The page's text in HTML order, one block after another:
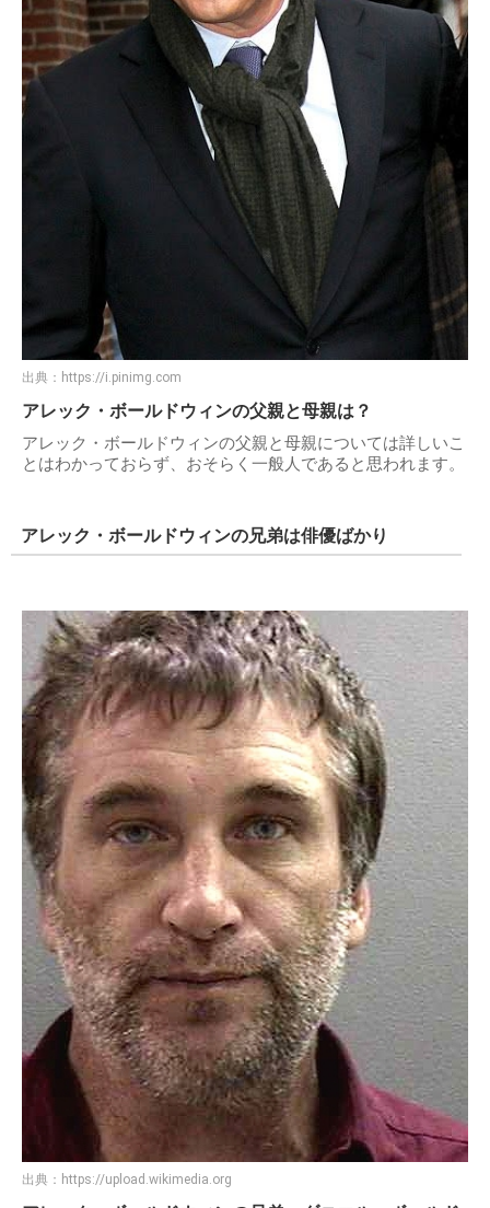
出典： https://i.pinimg.com
アレック・ボールドウィンの父親と母親は？
アレック・ボールドウィンの父親と母親については詳しいこ
とはわかっておらず、おそらく一般人であると思われます。
アレック・ボールドウィンの兄弟は俳優ばかり
出典： https://upload.wikimedia.org